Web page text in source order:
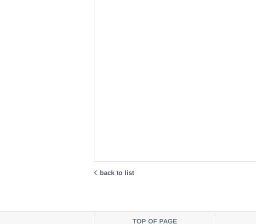
back to list
TOP OF PAGE